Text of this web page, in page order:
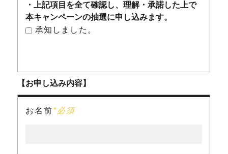
・上記項目を全て確認し、理解・承諾した上で
本キャンペーンの抽選に申し込みます。
承知しました。
【お申し込み内容】
お名前*必須